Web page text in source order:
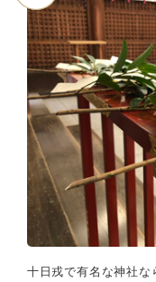
十日戎で有名な神社な